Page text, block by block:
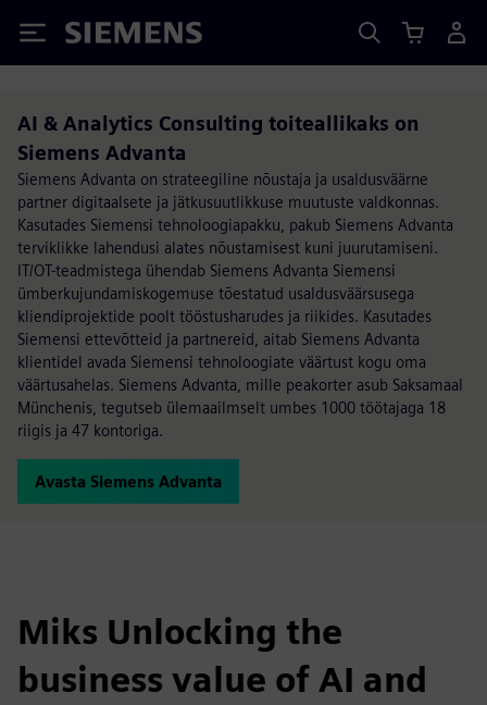
Siemens
AI & Analytics Consulting toiteallikaks on
Siemens Advanta
Siemens Advanta on strateegiline nõustaja ja usaldusväärne
partner digitaalsete ja jätkusuutlikkuse muutuste valdkonnas.
Kasutades Siemensi tehnoloogiapakku, pakub Siemens Advanta
terviklikke lahendusi alates nõustamisest kuni juurutamiseni.
IT/OT-teadmistega ühendab Siemens Advanta Siemensi
ümberkujundamiskogemuse tõestatud usaldusväärsusega
kliendiprojektide poolt tööstusharudes ja riikides. Kasutades
Siemensi ettevõtteid ja partnereid, aitab Siemens Advanta
klientidel avada Siemensi tehnoloogiate väärtust kogu oma
väärtusahelas. Siemens Advanta, mille peakorter asub Saksamaal
Münchenis, tegutseb ülemaailmselt umbes 1000 töötajaga 18
riigis ja 47 kontoriga.
Avasta Siemens Advanta
Miks Unlocking the
business value of AI and